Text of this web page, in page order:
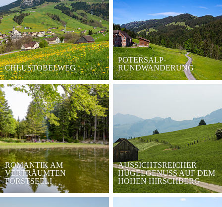
CHLUSTOBELWEG
POTERSALP-
RUNDWANDERUNG
ROMANTIK AM
VERTRÄUMTEN
FORSTSEELI
AUSSICHTSREICHER
HÜGELGENUSS AUF DEM
HOHEN HIRSCHBERG